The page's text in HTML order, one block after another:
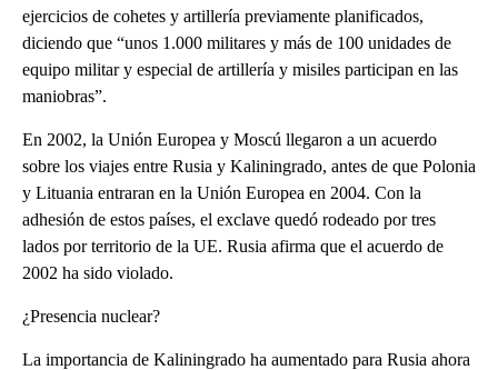
ejercicios de cohetes y artillería previamente planificados,
diciendo que “unos 1.000 militares y más de 100 unidades de
equipo militar y especial de artillería y misiles participan en las
maniobras”.
En 2002, la Unión Europea y Moscú llegaron a un acuerdo
sobre los viajes entre Rusia y Kaliningrado, antes de que Polonia
y Lituania entraran en la Unión Europea en 2004. Con la
adhesión de estos países, el exclave quedó rodeado por tres
lados por territorio de la UE. Rusia afirma que el acuerdo de
2002 ha sido violado.
¿Presencia nuclear?
La importancia de Kaliningrado ha aumentado para Rusia ahora